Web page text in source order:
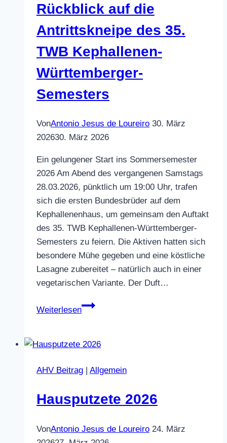
Rückblick auf die
Antrittskneipe des 35.
TWB Kephallenen-
Württemberger-
Semesters
VonAntonio Jesus de Loureiro 30. März
202630. März 2026
Ein gelungener Start ins Sommersemester
2026 Am Abend des vergangenen Samstags
28.03.2026, pünktlich um 19:00 Uhr, trafen
sich die ersten Bundesbrüder auf dem
Kephallenenhaus, um gemeinsam den Auftakt
des 35. TWB Kephallenen-Württemberger-
Semesters zu feiern. Die Aktiven hatten sich
besondere Mühe gegeben und eine köstliche
Lasagne zubereitet – natürlich auch in einer
vegetarischen Variante. Der Duft…
Weiterlesen
„Tradition,
gute
–
Rückblick
die
AHV Beitrag | Allgemein
Hausputzete 2026
VonAntonio Jesus de Loureiro 24. März